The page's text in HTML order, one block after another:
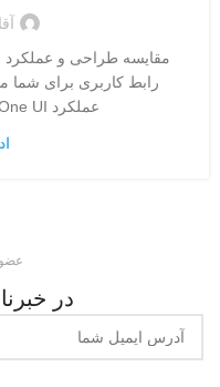
رابط کاربری برای
عملکرد One UI سامسونگ و iOS اپل...
در